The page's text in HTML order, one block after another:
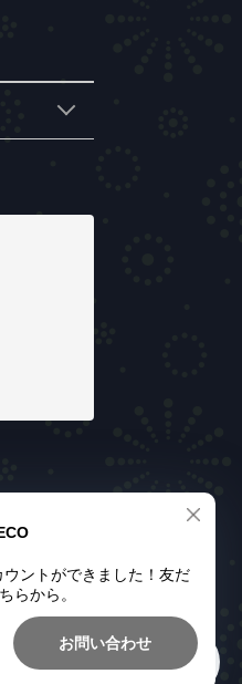
© KiSEKI All rights reserved.